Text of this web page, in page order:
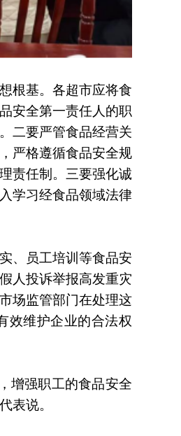
根基。各超市应将食
安全第一责任人的职
二要严管食品经营关
严格遵循食品安全规
责任制。三要强化诚
学习经食品领域法律
、员工培训等食品安
人投诉举报高发重灾
场监管部门在处理这
效维护企业的合法权
增强职工的食品安全
表说。